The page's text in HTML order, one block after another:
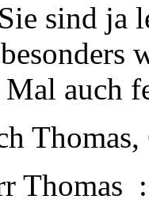
sind ja
auch
Thomas